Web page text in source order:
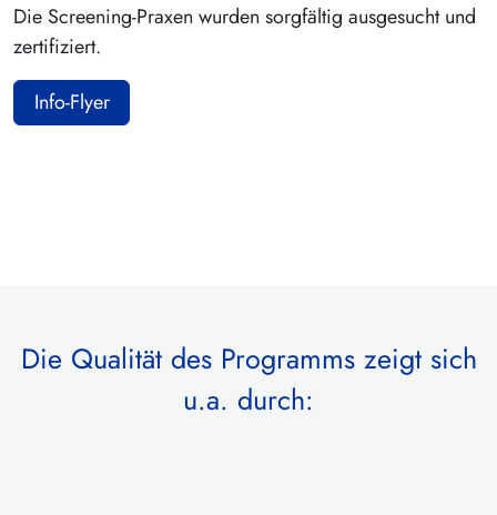
Die Screening-Praxen wurden sorgfältig ausgesucht und
zertifiziert.
Info-Flyer
Die Qualität des Programms zeigt sich
u.a. durch: